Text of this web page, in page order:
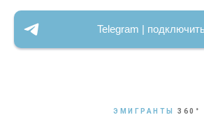
Telegram |
ЭМИГРАНТЫ 360 °